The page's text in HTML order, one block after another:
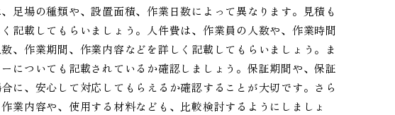
足場の種類や、設置面積、作業日数によって異なります。見積も
記載してもらいましょう。人件費は、作業員の人数や、作業時間
、作業期間、作業内容などを詳しく記載してもらいましょう。ま
についても記載されているか確認しましょう。保証期間や、保証
に、安心して対応してもらえるか確認することが大切です。さら
業内容や、使用する材料なども、比較検討するようにしましょ